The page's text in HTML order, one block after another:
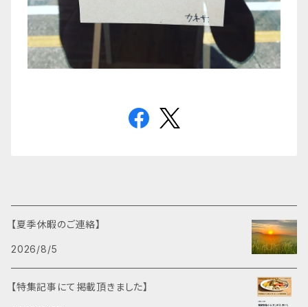
【夏季休暇のご連絡】
2026/8/5
【特集記事にて掲載頂きました】